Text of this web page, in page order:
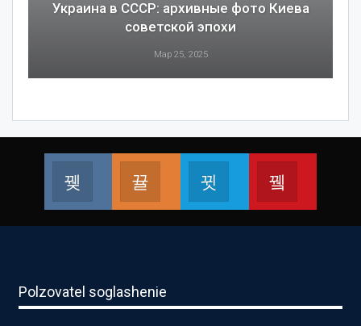
Украина в СССР: архивные фото Киева
советской эпохи
Мар 25, 2025
Вконтакте
Перейти
Одноклассники
Перейти
Telegram
Перейти
Polzovatel soglashenie